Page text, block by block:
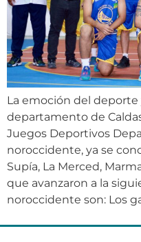
La emoción del deporte
departamento de
Juegos Deportivos
noroccidente, ya se
Supía, La Merced,
que avanzaron a la
noroccidente son: Los